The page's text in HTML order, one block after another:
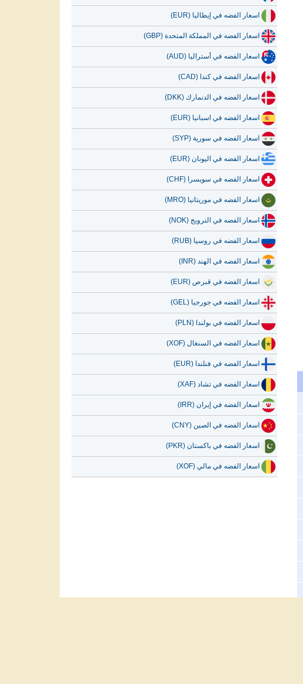
اسعار الفضه في إيطاليا (EUR)
اسعار الفضه في المملكة المتحدة (GBP)
اسعار الفضه في أستراليا (AUD)
اسعار الفضه في كندا (CAD)
اسعار الفضه في الدنمارك (DKK)
اسعار الفضه في اسبانيا (EUR)
اسعار الفضه في سورية (SYP)
اسعار الفضه في اليونان (EUR)
اسعار الفضه في سويسرا (CHF)
اسعار الفضه في موريتانيا (MRO)
اسعار الفضه في النرويج (NOK)
اسعار الفضه في روسيا (RUB)
اسعار الفضه في الهند (INR)
اسعار الفضه في قبرص (EUR)
اسعار الفضه في جورجيا (GEL)
اسعار الفضه في بولندا (PLN)
اسعار الفضه في السنغال (XOF)
اسعار الفضه في فنلندا (EUR)
اسعار الفضه في تشاد (XAF)
اسعار الفضه في إيران (IRR)
اسعار الفضه في الصين (CNY)
اسعار الفضه في باكستان (PKR)
اسعار الفضه في مالي (XOF)